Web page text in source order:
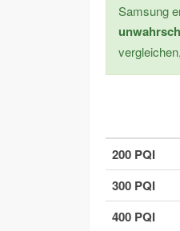
Samsung
200 PQI
300 PQI
400 PQI